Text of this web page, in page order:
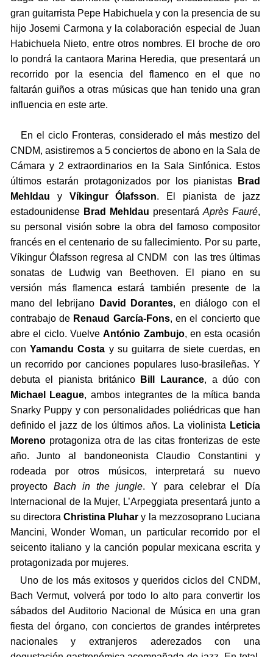
gran guitarrista Pepe Habichuela y con la presencia de su
hijo Josemi Carmona y la colaboración especial de Juan
Habichuela Nieto, entre otros nombres. El broche de oro
lo pondrá la cantaora Marina Heredia, que presentará un
recorrido por la esencia del flamenco en el que no
faltarán guiños a otras músicas que han tenido una gran
influencia en este arte.
En el ciclo Fronteras, considerado el más mestizo del
CNDM, asistiremos a 5 conciertos de abono en la Sala de
Cámara y 2 extraordinarios en la Sala Sinfónica. Estos
últimos estarán protagonizados por los pianistas
Brad
Mehldau y Víkingur Ólafsson. El pianista de jazz
estadounidense Brad Mehldau presentaráAprès Fauré,
su personal visión sobre la obra del famoso compositor
francés en el centenario de su fallecimiento. Por su parte,
Víkingur Ólafsson regresa al CNDM con las tres últimas
sonatas de Ludwig van Beethoven. El piano en su
versión más flamenca estará también presente de la
mano del lebrijano
David Dorantes, en diálogo con el
contrabajo de Renaud García-Fons, en el concierto que
abre el ciclo. VuelveAntónio Zambujo, en esta ocasión
con Yamandu Costa y su guitarra de siete cuerdas, en
un recorrido por canciones populares luso-brasileñas. Y
debuta el pianista británico
Bill Laurance, a dúo con
Michael League, ambos integrantes de la mítica banda
Snarky Puppy y con personalidades poliédricas que han
definido el jazz de los últimos años. La violinista Leticia
Morenoprotagoniza otra de las citas fronterizas de este
año. Junto al bandoneonista Claudio Constantini y
rodeada por otros músicos, interpretará su nuevo
proyecto Bach in the jungle. Y para celebrar el Día
Internacional de la Mujer, L’Arpeggiata presentará junto a
su directoraChristina Pluhar y la mezzosoprano Luciana
Mancini, Wonder Woman, un particular recorrido por el
seicento italiano y la canción popular mexicana escrita y
protagonizada por mujeres.
Uno de los más exitosos y queridos ciclos del CNDM,
Bach Vermut, volverá por todo lo alto para convertir los
sábados del Auditorio Nacional de Música en una gran
fiesta del órgano, con conciertos de grandes intérpretes
nacionales y extranjeros aderezados con una